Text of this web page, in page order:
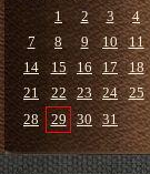
1
2 3 4
7
8 9 10 11
14
15 16 17 18
21
22 23 24 25
28
29 30 31